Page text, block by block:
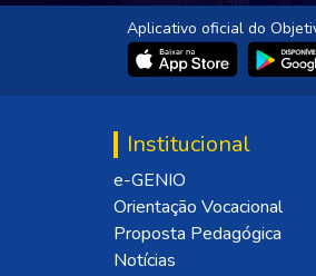
Aplicativo oficial do
Institucional
e-GENIO
Orientação Vocacional
Proposta Pedagógica
Notícias